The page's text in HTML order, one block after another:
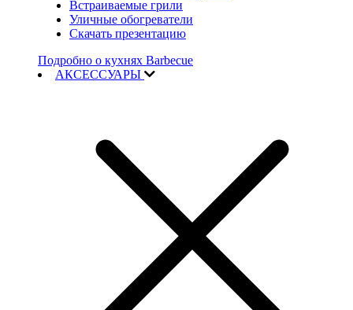
Встраиваемые грили
Уличные обогреватели
Скачать презентацию
Подробно о кухнях Barbecue
АКСЕССУАРЫ